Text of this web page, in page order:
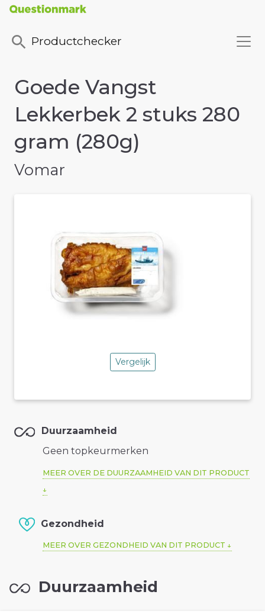
Productchecker
Goede Vangst
Lekkerbek 2 stuks 280
gram (280g)
Vomar
Vergelijk
Duurzaamheid
Geen topkeurmerken
MEER OVER DE DUURZAAMHEID VAN DIT PRODUCT
Gezondheid
MEER OVER GEZONDHEID VAN DIT PRODUCT
Duurzaamheid